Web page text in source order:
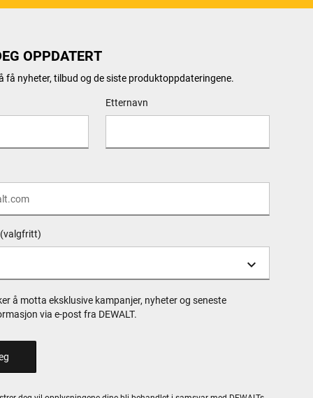
OPPDATERT
få nyheter, tilbud og de siste produktoppdateringene.
Etternavn
å motta eksklusive kampanjer, nyheter og seneste
via e-post fra DEWALT.